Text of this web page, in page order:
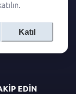
Katıl
EDİN